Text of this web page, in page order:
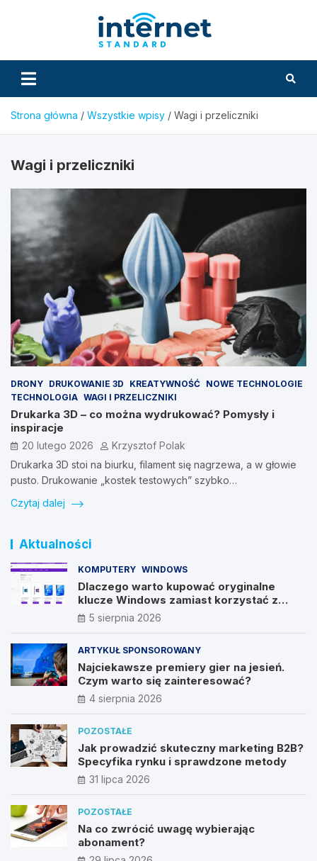
Strona główna Wszystkie wpisy Wagi i przeliczniki
Wagi i przeliczniki
DRONY DRUKOWANIE 3D KREATYWNOŚĆ NOWE TECHNOLOGIE
TECHNOLOGIA WAGI I PRZELICZNIKI
Drukarka 3D – co można wydrukować? Pomysły i
inspiracje
20 lutego 2026
Krzysztof Polak
Drukarka 3D stoi na biurku, filament się nagrzewa, a w głowie
pusto. Drukowanie „kostek testowych” szybko…
Czytaj dalej
Aktualności
KOMPUTERY WINDOWS
Dlaczego warto kupować oryginalne
klucze Windows zamiast korzystać z
nieautoryzowanych źródeł?
5 sierpnia 2026
ARTYKUŁ SPONSOROWANY
Najciekawsze premiery gier na jesień.
Czym warto się zainteresować?
4 sierpnia 2026
POZOSTAŁE
Jak prowadzić skuteczny marketing B2B?
Specyfika rynku i sprawdzone metody
31 lipca 2026
POZOSTAŁE
Na co zwrócić uwagę wybierając
abonament?